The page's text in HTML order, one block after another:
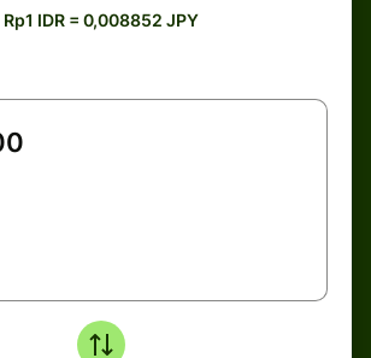
Rp1 IDR = 0,008852 JPY